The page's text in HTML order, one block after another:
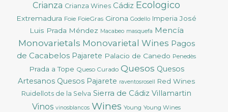
Crianza Crianza Wines Cádiz Ecologico
Extremadura Foie FoieGras Girona Godello Imperia José
Luis Prada Méndez Macabeo masquefa Mencía
Monovarietals Monovarietal Wines Pagos
de Cacabelos Pajarete Palacio de Canedo Penedès
Prada a Tope Queso Curado Quesos Quesos
Artesanos Quesos Pajarete raventosrosell Red Wines
Ruidellots de la Selva Sierra de Cádiz Villamartin
Vinos vinosblancos Wines Young Young Wines